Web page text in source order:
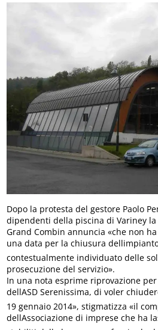
Dopo la protesta del gestore Paolo
dipendenti della piscina di Variney
Grand Combin annuncia «che non
una data per la chiusura
contestualmente individuato delle
prosecuzione del servizio».
In una nota esprime riprovazione
dellASD Serenissima, di voler
19 gennaio 2014», stigmatizza «il
dellAssociazione di imprese che ha